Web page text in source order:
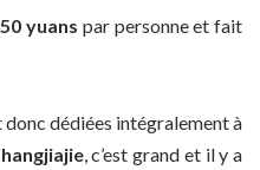
yuans par personne et fait
donc dédiées intégralement à
, c’est grand et il y a